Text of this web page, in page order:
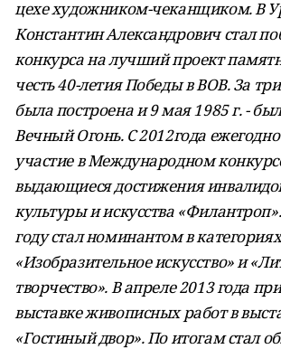
цехе художником-чеканщиком. В
Константин Александрович стал
конкурса на лучший проект
честь 40-летия Победы в ВОВ. За
была построена и 9 мая 1985 г. -
Вечный Огонь. С 2012года
участие в Международном
выдающиеся достижения
культуры и искусства
году стал номинантом в категориях
«Изобразительное искусство» и
творчество». В апреле 2013 года
выставке живописных работ в
«Гостиный двор». По итогам стал